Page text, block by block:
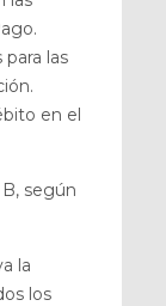
las
en el
según
la
los